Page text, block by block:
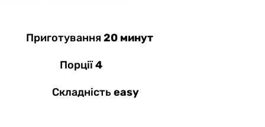
Приготування20 минут
Порції4
Складність easy